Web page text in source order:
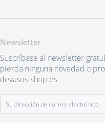
Newsletter
Suscríbase al newsletter
pierda ninguna novedad o
devasos-shop.es .